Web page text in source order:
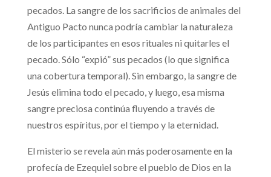
pecados. La sangre de los sacrificios de animales del
Antiguo Pacto nunca podría cambiar la naturaleza
de los participantes en esos rituales ni quitarles el
pecado. Sólo “expió” sus pecados (lo que significa
una cobertura temporal). Sin embargo, la sangre de
Jesús elimina todo el pecado, y luego, esa misma
sangre preciosa continúa fluyendo a través de
nuestros espíritus, por el tiempo y la eternidad.
El misterio se revela aún más poderosamente en la
profecía de Ezequiel sobre el pueblo de Dios en la